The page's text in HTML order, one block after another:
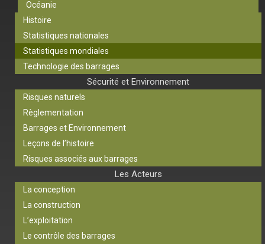
Océanie
Histoire
Statistiques nationales
Statistiques mondiales
Technologie des barrages
Sécurité et Environnement
Risques naturels
Règlementation
Barrages et Environnement
Leçons de l’histoire
Risques associés aux barrages
Les Acteurs
La conception
La construction
L’exploitation
Le contrôle des barrages